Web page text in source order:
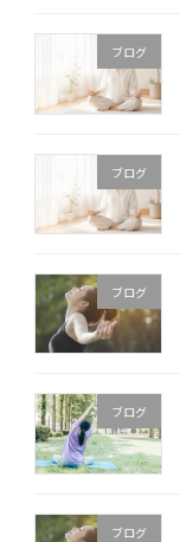
ブログ
ブログ
ブログ
ブログ
ブログ